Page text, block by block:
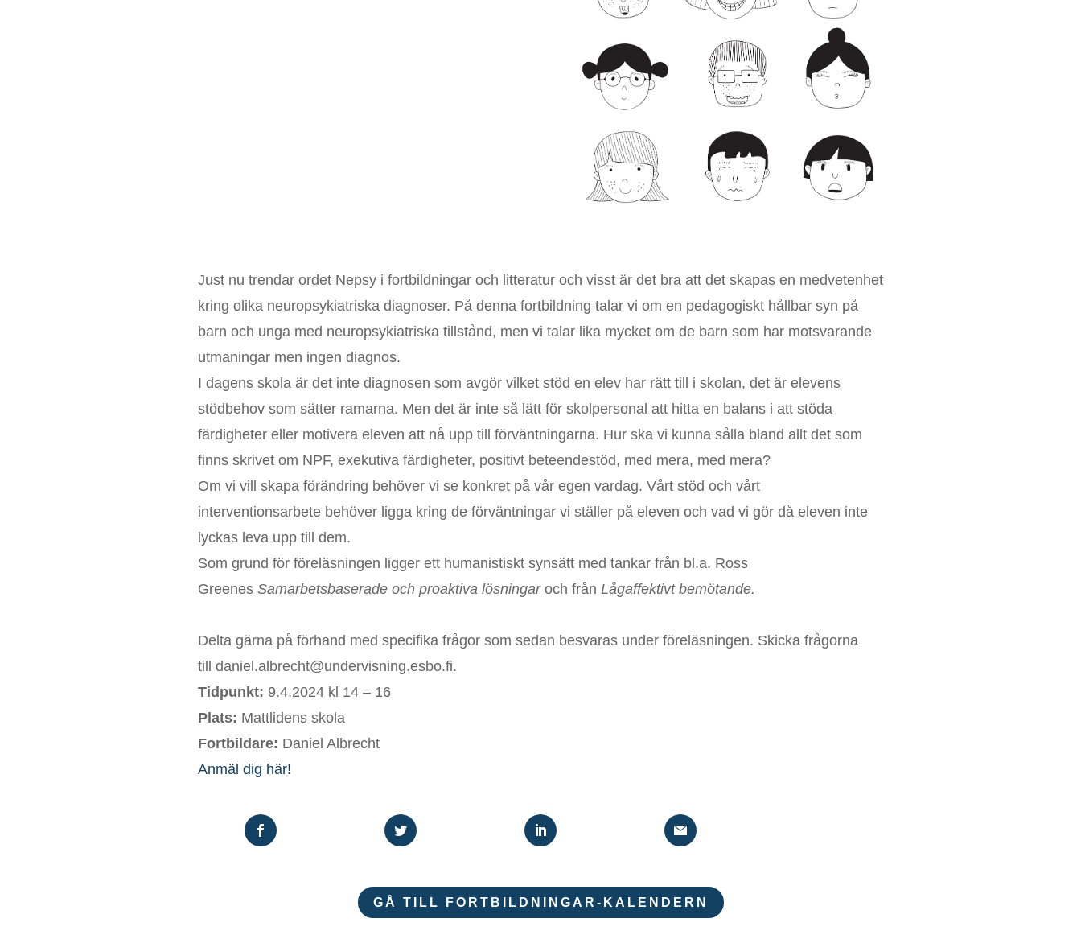
Just nu trendar ordet Nepsy i fortbildningar och litteratur och visst är det bra att det skapas en medvetenhet
kring olika neuropsykiatriska diagnoser. På denna fortbildning talar vi om en pedagogiskt hållbar syn på
barn och unga med neuropsykiatriska tillstånd, men vi talar lika mycket om de barn som har motsvarande
utmaningar men ingen diagnos.
I dagens skola är det inte diagnosen som avgör vilket stöd en elev har rätt till i skolan, det är elevens
stödbehov som sätter ramarna. Men det är inte så lätt för skolpersonal att hitta en balans i att stöda
färdigheter eller motivera eleven att nå upp till förväntningarna. Hur ska vi kunna sålla bland allt det som
finns skrivet om NPF, exekutiva färdigheter, positivt beteendestöd, med mera, med mera?
Om vi vill skapa förändring behöver vi se konkret på vår egen vardag. Vårt stöd och vårt
interventionsarbete behöver ligga kring de förväntningar vi ställer på eleven och vad vi gör då eleven inte
lyckas leva upp till dem.
Som grund för föreläsningen ligger ett humanistiskt synsätt med tankar från bl.a. Ross
Greenes Samarbetsbaserade och proaktiva lösningaroch från Lågaffektivt bemötande.
Delta gärna på förhand med specifika frågor som sedan besvaras under föreläsningen. Skicka frågorna
till daniel.albrecht@undervisning.esbo.fi.
Tidpunkt: 9.4.2024 kl 14 – 16
Plats: Mattlidens skola
Fortbildare: Daniel Albrecht
Anmäl dig här!
GÅ TILL FORTBILDNINGAR-KALENDERN